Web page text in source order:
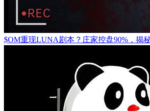
$OM重现LUNA剧本？庄家控盘90%，揭